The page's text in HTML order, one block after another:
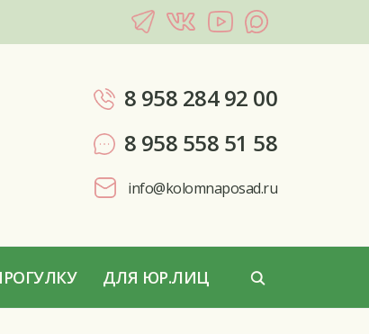
8 958 284 92 00
8 958 558 51 58
info@kolomnaposad.ru
ДЛЯ ЮР.ЛИЦ